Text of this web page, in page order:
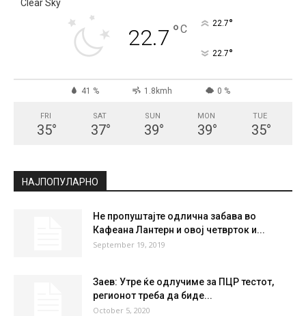
Clear Sky
22.7 °C 22.7°
22.7°
41 % 1.8kmh 0 %
FRI
35°
SAT
37°
SUN
39°
MON
39°
TUE
35°
НАЈПОПУЛАРНО
Не пропуштајте одлична забава во
Кафеана Лантерн и овој четврток и...
September 19, 2019
Заев: Утре ќе одлучиме за ПЦР тестот,
регионот треба да биде...
October 5, 2020